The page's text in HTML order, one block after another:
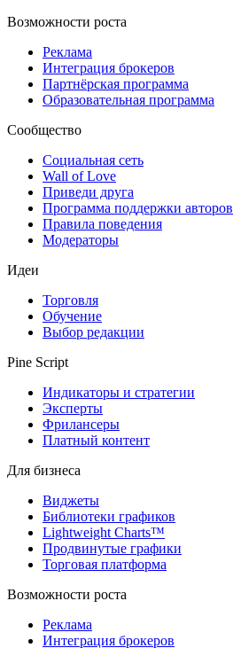
Возможности роста
Реклама
Интеграция брокеров
Партнёрская программа
Образовательная программа
Сообщество
Социальная сеть
Wall of Love
Приведи друга
Программа поддержки авторов
Правила поведения
Модераторы
Идеи
Торговля
Обучение
Выбор редакции
Pine Script
Индикаторы и стратегии
Эксперты
Фрилансеры
Платный контент
Для бизнеса
Виджеты
Библиотеки графиков
Lightweight Charts™
Продвинутые графики
Торговая платформа
Возможности роста
Реклама
Интеграция брокеров